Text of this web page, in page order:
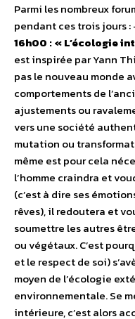
Parmi les nombreux
pendant ces trois jours :
16h00 : « L’écologie
est inspirée par Yann
pas le nouveau monde
comportements de
ajustements ou
vers une société
mutation ou
même est pour cela
l’homme craindra et
(c’est à dire ses
rêves), il redoutera et
soumettre les autres
ou végétaux. C’est
et le respect de soi)
moyen de l’écologie
environnementale. Se
intérieure, c’est alors